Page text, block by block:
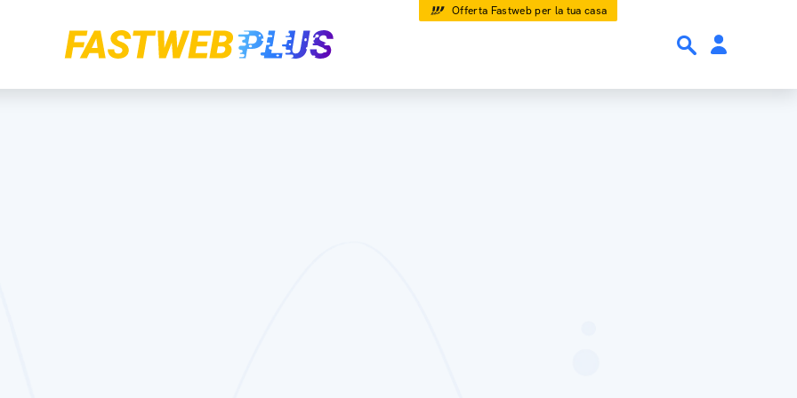
Offerta Fastweb per la tua casa